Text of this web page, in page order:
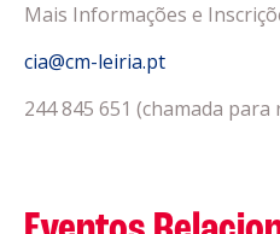
Mais Informações e
cia@cm-leiria.pt
244 845 651 (chamada